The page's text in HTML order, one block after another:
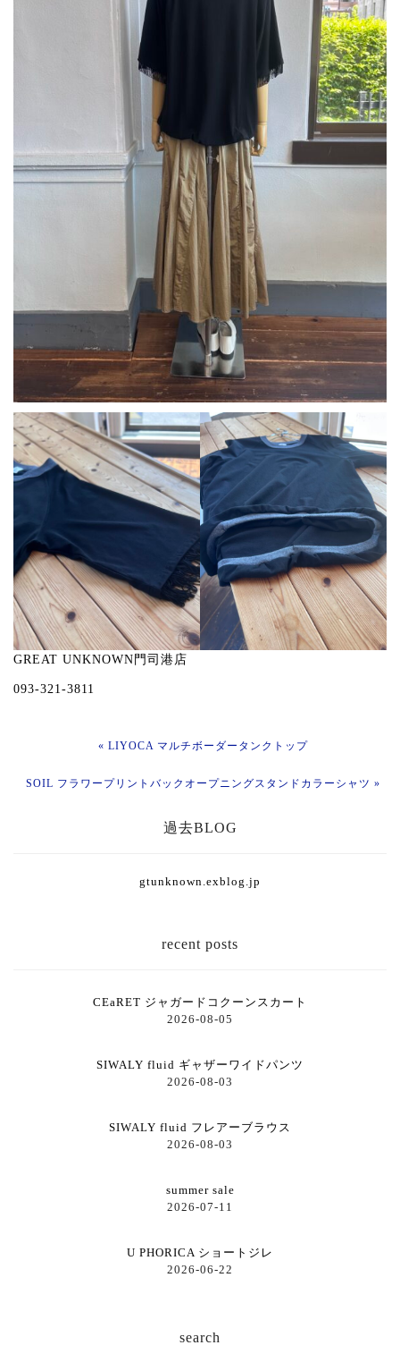
GREAT UNKNOWN門司港店
093-321-3811
« LIYOCA マルチボーダータンクトップ
SOIL フラワープリントバックオープニングスタンドカラーシャツ »
過去BLOG
gtunknown.exblog.jp
recent posts
CEaRET ジャガードコクーンスカート
2026-08-05
SIWALY fluid ギャザーワイドパンツ
2026-08-03
SIWALY fluid フレアーブラウス
2026-08-03
summer sale
2026-07-11
U PHORICA ショートジレ
2026-06-22
search